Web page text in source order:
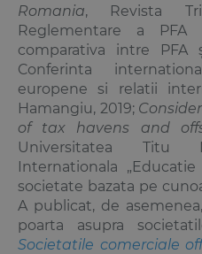
Romania, Revista
Reglementare a
comparativa intre PFA
Conferinta
europene si relatii
Hamangiu, 2019;
of tax havens and
Universitatea Titu
Internationala
societate bazata pe
A publicat, de
poarta asupra
Societatile comerciale